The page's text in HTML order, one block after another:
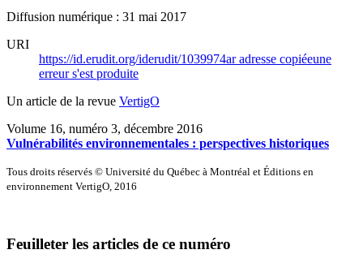
Diffusion numérique : 31 mai 2017
URI
https://id.erudit.org/iderudit/1039974aradresse copiéeune
erreur s'est produite
Un article de la revue VertigO
Volume 16, numéro 3, décembre 2016
Vulnérabilités environnementales : perspectives historiques
Tous droits réservés © Université du Québec à Montréal et Éditions en
environnement VertigO, 2016
Feuilleter les articles de ce numéro